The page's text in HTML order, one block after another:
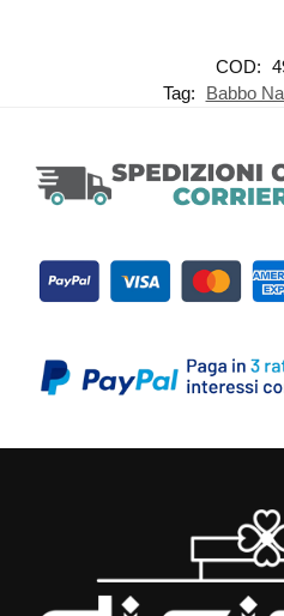
COD:
Tag:
Babbo